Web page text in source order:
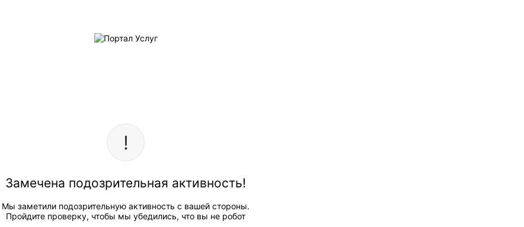
Замечена подозрительная активность!
Мы заметили подозрительную активность с вашей стороны.
Пройдите проверку, чтобы мы убедились, что вы не робот